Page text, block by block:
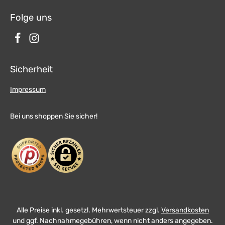
Folge uns
Sicherheit
Impressum
Bei uns shoppen Sie sicher!
Alle Preise inkl. gesetzl. Mehrwertsteuer zzgl. Versandkosten
und ggf. Nachnahmegebühren, wenn nicht anders angegeben.